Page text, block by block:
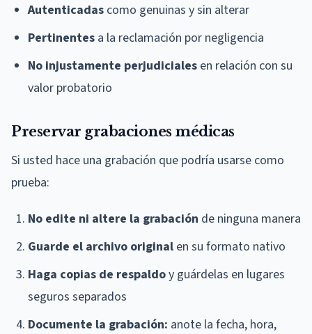
Autenticadas como genuinas y sin alterar
Pertinentes a la reclamación por negligencia
No injustamente perjudiciales en relación con su
valor probatorio
Preservar grabaciones médicas
Si usted hace una grabación que podría usarse como
prueba:
No edite ni altere la grabación de ninguna manera
Guarde el archivo original en su formato nativo
Haga copias de respaldoy guárdelas en lugares
seguros separados
Documente la grabación: anote la fecha, hora,